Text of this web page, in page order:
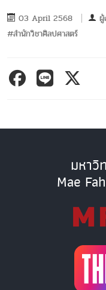
03 April 2568 ผู้
#สำนักวิชาศิลปศาสตร์
มหาวิ
Mae